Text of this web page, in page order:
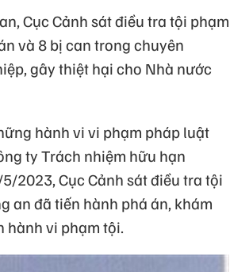
Cục Cảnh sát điều tra tội phạm
và 8 bị can trong chuyên
gây thiệt hại cho Nhà nước
hành vi vi phạm pháp luật
ty Trách nhiệm hữu hạn
2023, Cục Cảnh sát điều tra tội
an đã tiến hành phá án, khám
hành vi phạm tội.